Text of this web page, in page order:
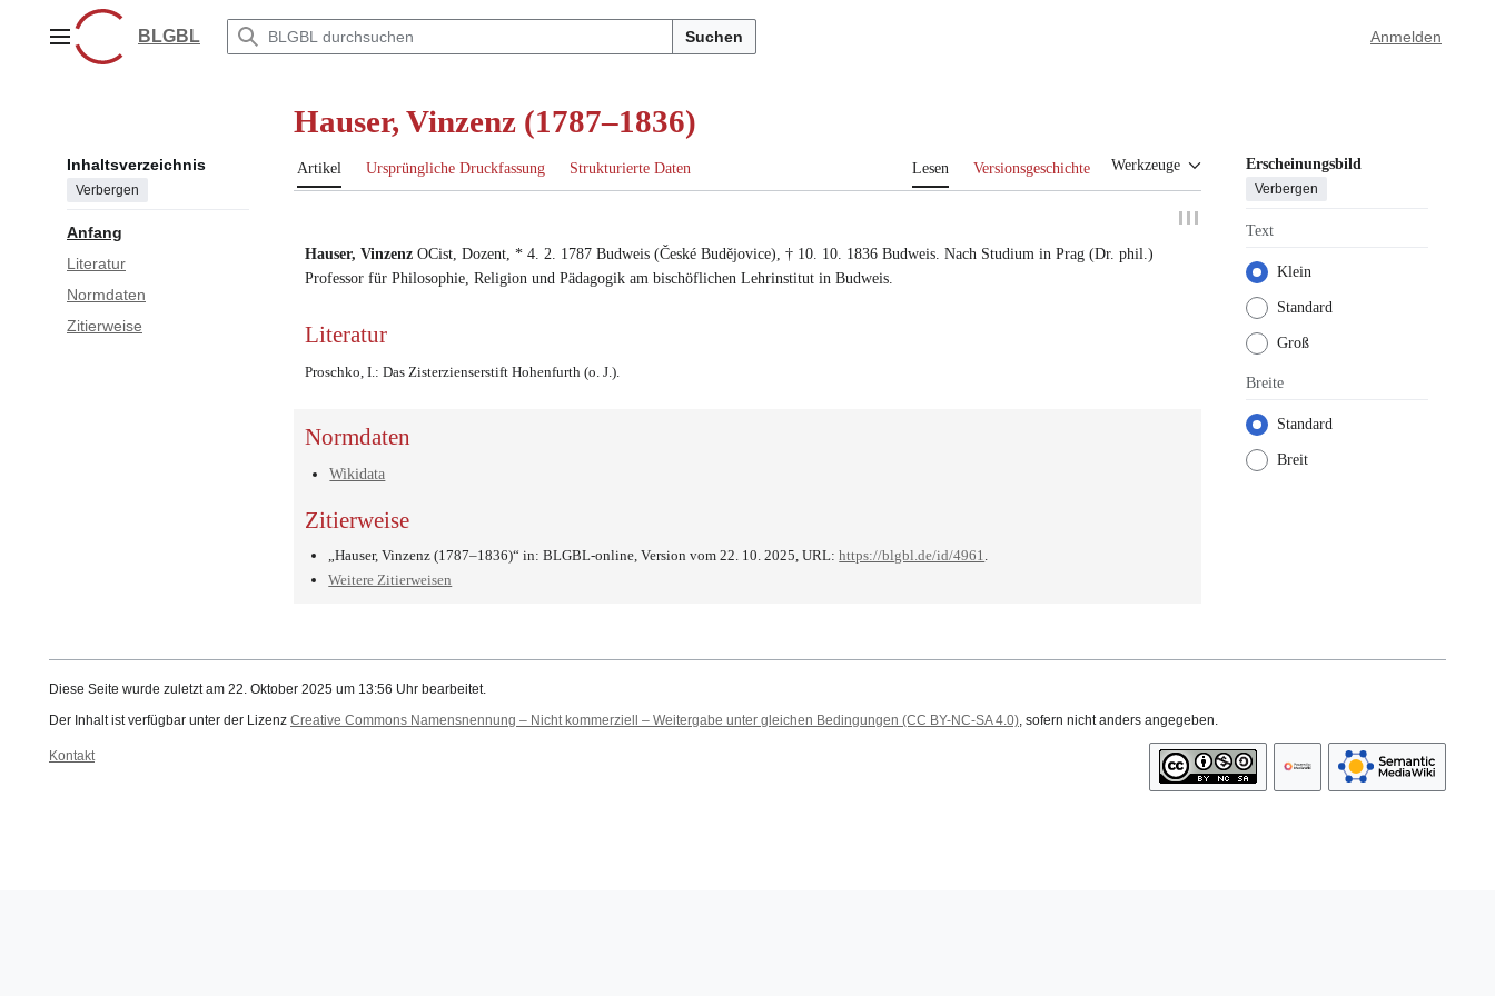
springenHauptmenüBLGBL Suchen Anmelden
Inhaltsverzeichnis
Verbergen
Anfang
Literatur
Normdaten
Zitierweise
Hauser, Vinzenz (1787–1836)
Artikel Ursprüngliche Druckfassung Strukturierte Daten Lesen Versionsgeschichte Werkzeuge Erscheinungsbild
Verbergen
Text
Klein
Standard
Groß
Breite
Standard
Breit
Hauser, Vinzenz OCist, Dozent, * 4. 2. 1787 Budweis (České Budějovice), † 10. 10. 1836 Budweis. Nach Studium in Prag (Dr. phil.)
Professor für Philosophie, Religion und Pädagogik am bischöflichen Lehrinstitut in Budweis.
Literatur
Proschko, I.: Das Zisterzienserstift Hohenfurth (o. J.).
Normdaten
Wikidata
Zitierweise
„Hauser, Vinzenz (1787–1836)“ in: BLGBL-online, Version vom 22. 10. 2025, URL:https://blgbl.de/id/4961.
Weitere Zitierweisen
Diese Seite wurde zuletzt am 22. Oktober 2025 um 13:56 Uhr bearbeitet.
Der Inhalt ist verfügbar unter der Lizenz Creative Commons Namensnennung – Nicht kommerziell – Weitergabe unter gleichen Bedingungen (CC BY-NC-SA 4.0), sofern nicht anders angegeben.
Kontakt